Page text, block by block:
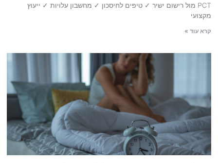
PCT מול רישום ישיר ✓ טיפים לחיסכון ✓ מחשבון עלויות ✓ ייעוץ
מקצועי
קרא עוד »